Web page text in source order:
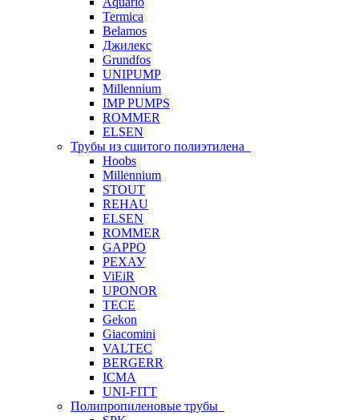
Termica
Belamos
Джилекс
Grundfos
UNIPUMP
Millennium
IMP PUMPS
ROMMER
ELSEN
Трубы из сшитого полиэтилена
Hoobs
Millennium
STOUT
REHAU
ELSEN
ROMMER
GAPPO
РЕХАУ
ViEiR
UPONOR
TECE
Gekon
Giacomini
VALTEC
BERGERR
ICMA
UNI-FITT
Полипропиленовые трубы